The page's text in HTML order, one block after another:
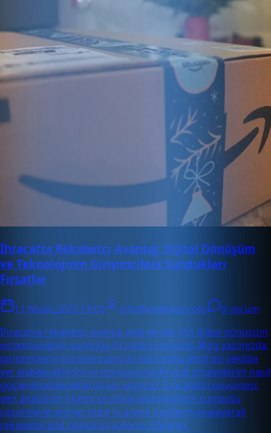
İhracatta Rekabetçi Avantaj: Dijital Dönüşüm
ve Teknolojinin Girişimcilere Sundukları
Fırsatlar
11 Nisan 2025 19:00 info@enabase.com
0 yorum
İhracatta rekabetçi avantaj elde etmek için dijital dönüşüm
ve teknolojinin sunduğu fırsatları keşfedin. Blog yazımızda,
girişimcilerin küresel pazarda nasıl daha etkili bir şekilde
yer alabileceklerini ve inovasyonla ihracat stratejilerini nasıl
güçlendirebileceklerini ele alıyoruz. E-ticaretin büyümesi,
veri analizinin önemi ve dijital teknolojilerin sunduğu
çözümlerle sınırlar ötesi ticaretin kapılarını aralayarak
rekabette öne çıkmanın yollarını öğrenin.